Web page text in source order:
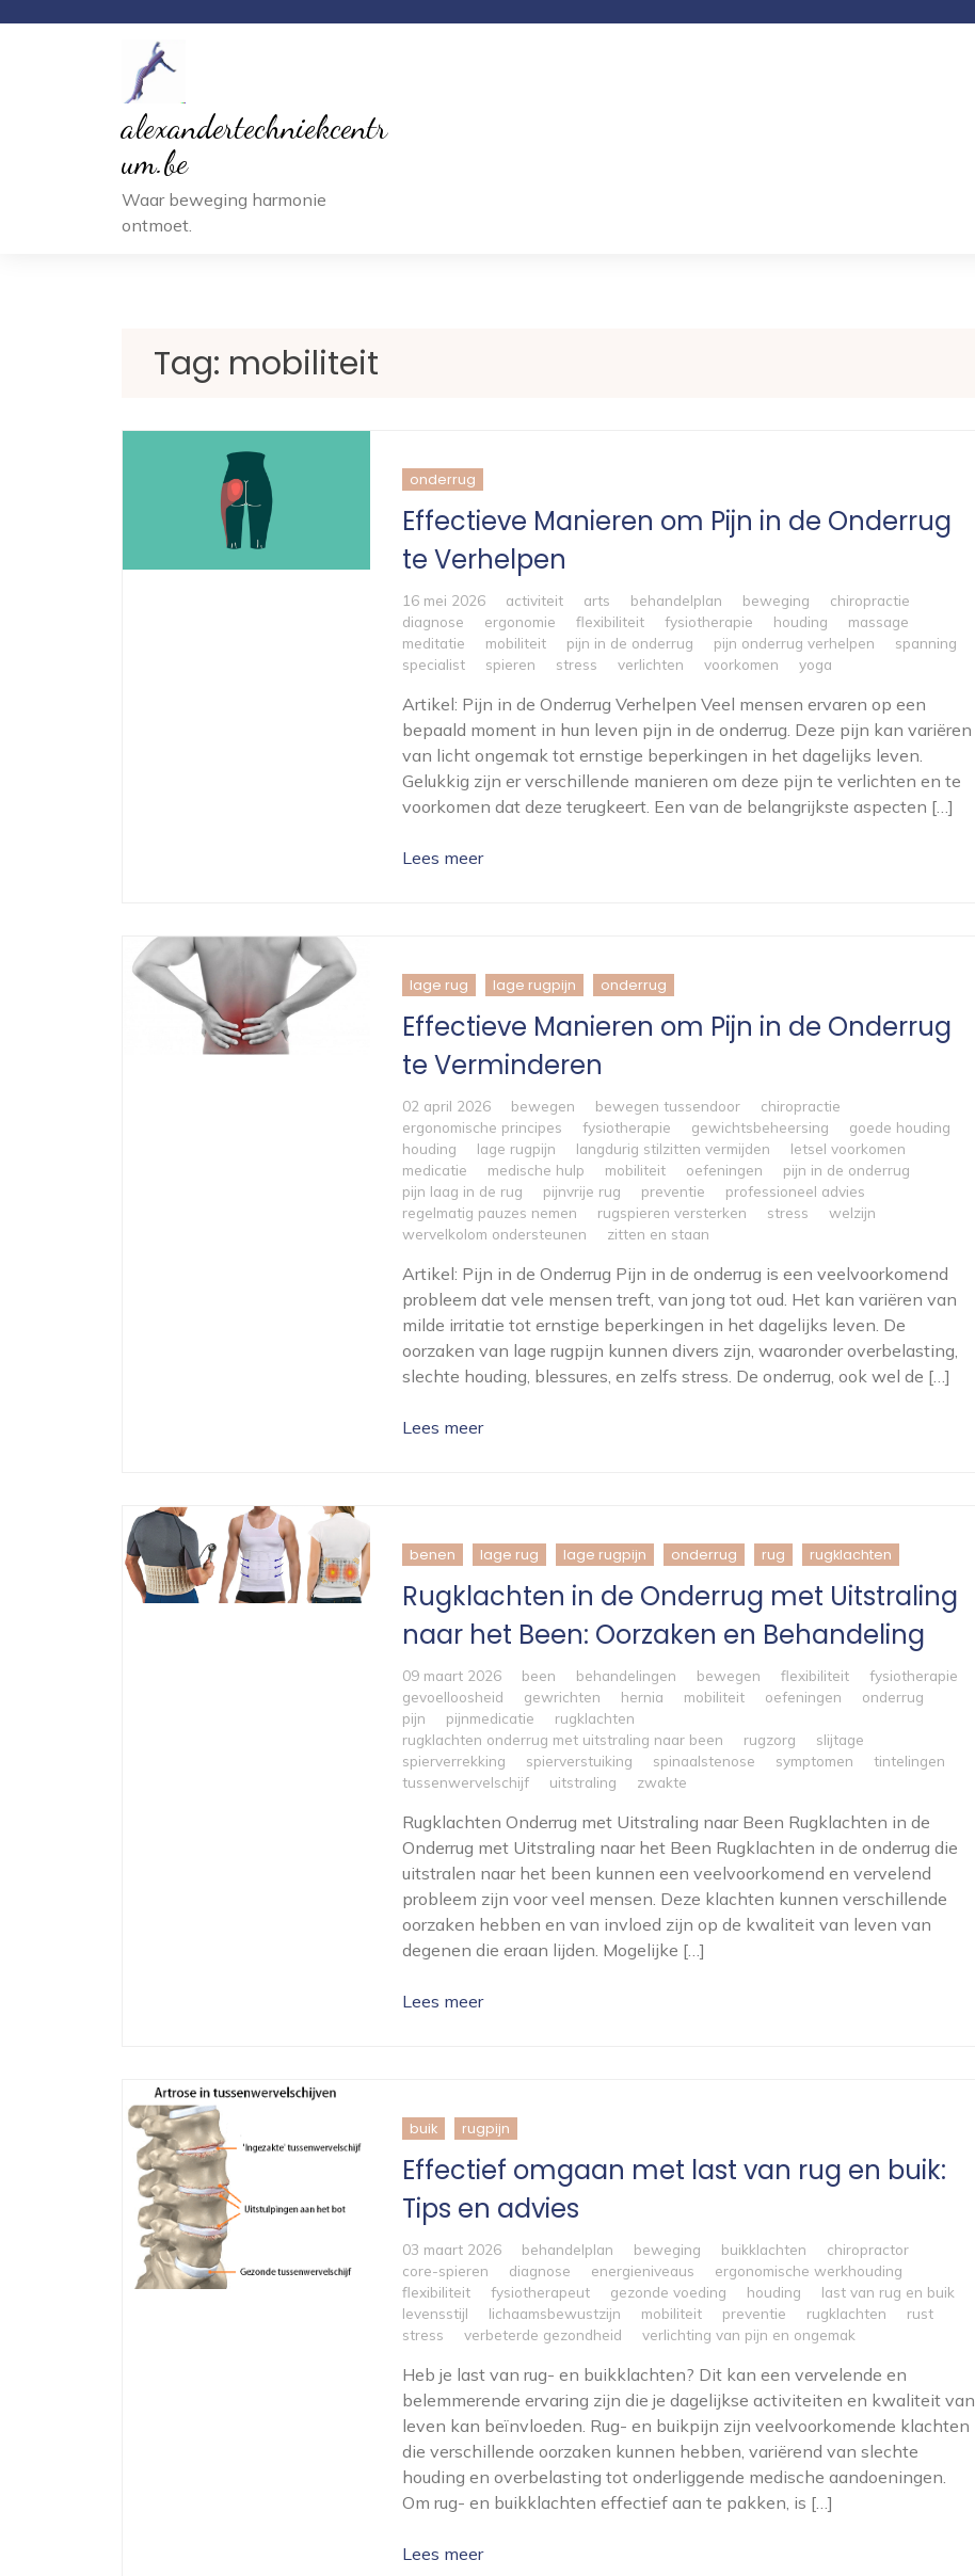
alexandertechniekcentr
um.be
Waar beweging harmonie
ontmoet.
Tag: mobiliteit
onderrug
Effectieve Manieren om Pijn in de Onderrug
te Verhelpen
16 mei 2026 activiteit arts behandelplan beweging
chiropractie
diagnose
ergonomie flexibiliteit fysiotherapie houding
massage
meditatie
mobiliteit pijn in de onderrug pijn onderrug verhelpen
spanning
specialist
spieren stress verlichten voorkomen yoga
Artikel: Pijn in de Onderrug Verhelpen Veel mensen ervaren op een
bepaald moment in hun leven pijn in de onderrug. Deze pijn kan variëren
van licht ongemak tot ernstige beperkingen in het dagelijks leven.
Gelukkig zijn er verschillende manieren om deze pijn te verlichten en te
voorkomen dat deze terugkeert. Een van de belangrijkste aspecten […]
Lees meer
lage rug lage rugpijn onderrug
Effectieve Manieren om Pijn in de Onderrug
te Verminderen
02 april 2026 bewegen bewegen tussendoor
chiropractie
ergonomische principes
fysiotherapie gewichtsbeheersing
goede houding
houding
lage rugpijn langdurig stilzitten vermijden
letsel voorkomen
medicatie
medische hulp mobiliteit oefeningen
pijn in de onderrug
pijn laag in de rug
pijnvrije rug preventie
professioneel advies
regelmatig pauzes nemen
rugspieren versterken stress
welzijn
wervelkolom ondersteunen
zitten en staan
Artikel: Pijn in de Onderrug Pijn in de onderrug is een veelvoorkomend
probleem dat vele mensen treft, van jong tot oud. Het kan variëren van
milde irritatie tot ernstige beperkingen in het dagelijks leven. De
oorzaken van lage rugpijn kunnen divers zijn, waaronder overbelasting,
slechte houding, blessures, en zelfs stress. De onderrug, ook wel de […]
Lees meer
benen lage rug lage rugpijn onderrug rug rugklachten
Rugklachten in de Onderrug met Uitstraling
naar het Been: Oorzaken en Behandeling
09 maart 2026 been behandelingen bewegen flexibiliteit
fysiotherapie
gevoelloosheid
gewrichten hernia mobiliteit oefeningen
onderrug
pijn
pijnmedicatie
rugklachten
rugklachten onderrug met uitstraling naar been
rugzorg
slijtage
spierverrekking
spierverstuiking spinaalstenose symptomen
tintelingen
tussenwervelschijf
uitstraling zwakte
Rugklachten Onderrug met Uitstraling naar Been Rugklachten in de
Onderrug met Uitstraling naar het Been Rugklachten in de onderrug die
uitstralen naar het been kunnen een veelvoorkomend en vervelend
probleem zijn voor veel mensen. Deze klachten kunnen verschillende
oorzaken hebben en van invloed zijn op de kwaliteit van leven van
degenen die eraan lijden. Mogelijke […]
Lees meer
buik rugpijn
Effectief omgaan met last van rug en buik:
Tips en advies
03 maart 2026 behandelplan beweging buikklachten
chiropractor
core-spieren
diagnose energieniveaus
ergonomische werkhouding
flexibiliteit
fysiotherapeut gezonde voeding houding
last van rug en buik
levensstijl
lichaamsbewustzijn mobiliteit preventie rugklachten
rust
stress
verbeterde gezondheid verlichting van pijn en ongemak
Heb je last van rug- en buikklachten? Dit kan een vervelende en
belemmerende ervaring zijn die je dagelijkse activiteiten en kwaliteit van
leven kan beïnvloeden. Rug- en buikpijn zijn veelvoorkomende klachten
die verschillende oorzaken kunnen hebben, variërend van slechte
houding en overbelasting tot onderliggende medische aandoeningen.
Om rug- en buikklachten effectief aan te pakken, is […]
Lees meer